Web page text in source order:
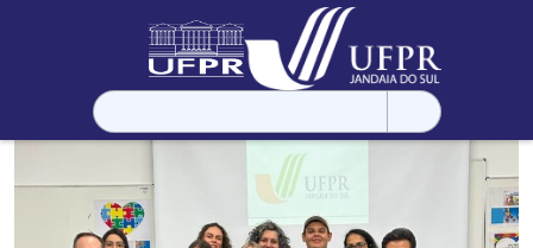
Pesquisar
por: